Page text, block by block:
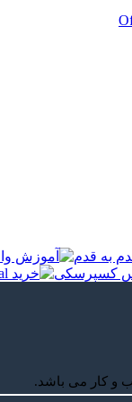
و کار می باشد.